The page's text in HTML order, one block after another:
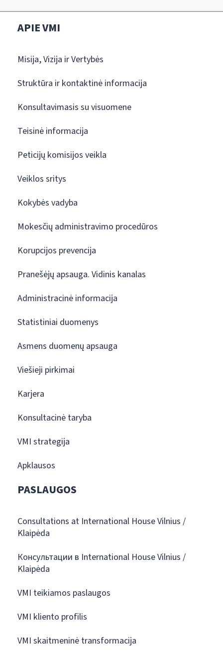
APIE VMI
Misija, Vizija ir Vertybės
Struktūra ir kontaktinė informacija
Konsultavimasis su visuomene
Teisinė informacija
Peticijų komisijos veikla
Veiklos sritys
Kokybės vadyba
Mokesčių administravimo procedūros
Korupcijos prevencija
Pranešėjų apsauga. Vidinis kanalas
Administracinė informacija
Statistiniai duomenys
Asmens duomenų apsauga
Viešieji pirkimai
Karjera
Konsultacinė taryba
VMI strategija
Apklausos
PASLAUGOS
Consultations at International House Vilnius /
Klaipėda
Консультации в International House Vilnius /
Klaipėda
VMI teikiamos paslaugos
VMI kliento profilis
VMI skaitmeninė transformacija